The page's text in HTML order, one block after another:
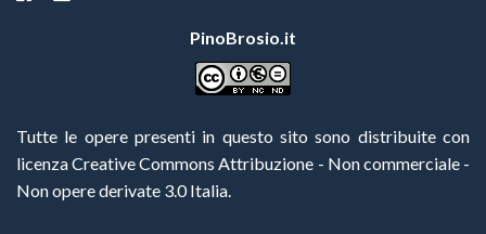
PinoBrosio.it
Tutte le opere presenti in questo sito sono distribuite con
licenza Creative Commons Attribuzione - Non commerciale -
Non opere derivate 3.0 Italia